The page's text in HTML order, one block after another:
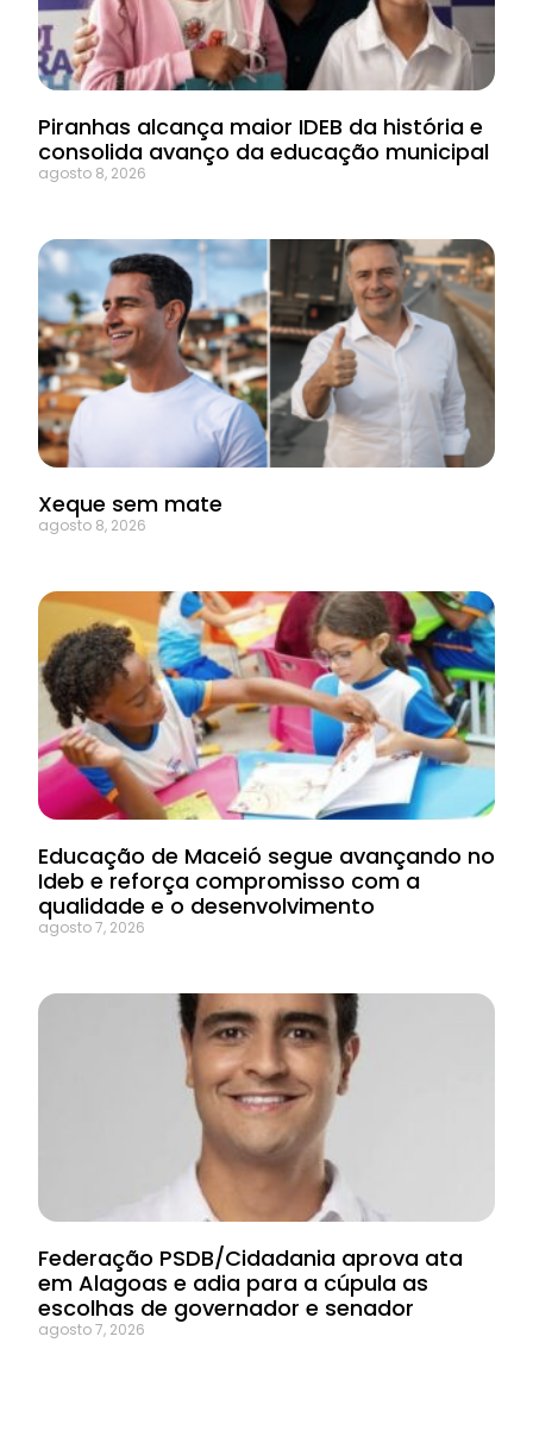
Piranhas alcança maior IDEB da história e
consolida avanço da educação municipal
agosto 8, 2026
Xeque sem mate
agosto 8, 2026
Educação de Maceió segue avançando no
Ideb e reforça compromisso com a
qualidade e o desenvolvimento
agosto 7, 2026
Federação PSDB/Cidadania aprova ata
em Alagoas e adia para a cúpula as
escolhas de governador e senador
agosto 7, 2026